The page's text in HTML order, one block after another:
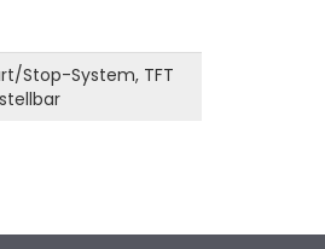
Stop-System, TFT